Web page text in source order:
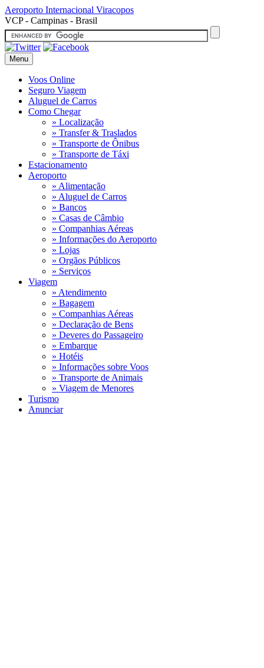
Aeroporto Internacional Viracopos
VCP - Campinas - Brasil
Menu
Voos Online
Seguro Viagem
Aluguel de Carros
Como Chegar
» Localização
» Transfer & Traslados
» Transporte de Ônibus
» Transporte de Táxi
Estacionamento
Aeroporto
» Alimentação
» Aluguel de Carros
» Bancos
» Casas de Câmbio
» Companhias Aéreas
» Informações do Aeroporto
» Lojas
» Orgãos Públicos
» Serviços
Viagem
» Atendimento
» Bagagem
» Companhias Aéreas
» Declaração de Bens
» Deveres do Passageiro
» Embarque
» Hotéis
» Informações sobre Voos
» Transporte de Animais
» Viagem de Menores
Turismo
Anunciar